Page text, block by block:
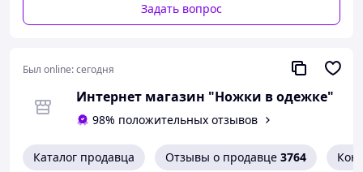
Задать вопрос
Был online:сегодня
Интернет магазин "Ножки в одежке"
98% положительных отзывов
Каталог продавца Отзывы о продавце 3764